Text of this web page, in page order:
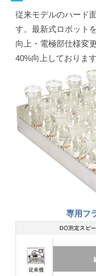
従来モデルのハード
す。最新式ロボット
向上・電極部仕様変
40%向上しております
専用フ